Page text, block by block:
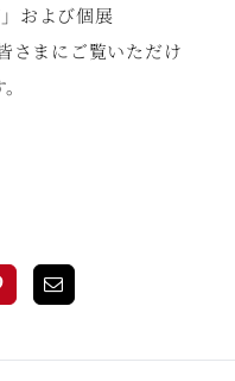
および個展
さまにご覧いただけ